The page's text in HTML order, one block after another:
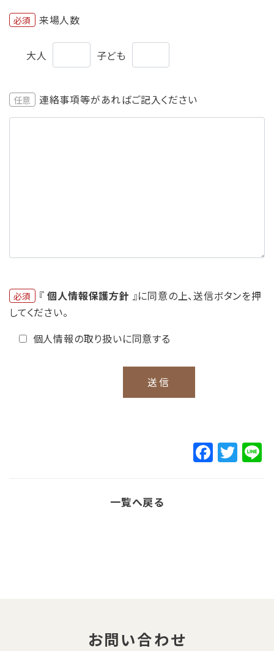
必須 来場人数
大人 子ども
任意 連絡事項等があればご記入ください
必須 『個人情報保護方針 』に同意の上、送信ボタンを押
してください。
個人情報の取り扱いに同意する
F T
一覧へ戻る
お問い合わせ